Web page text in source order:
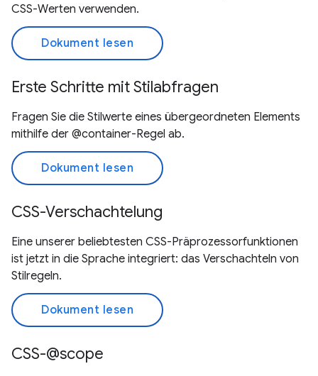
CSS-Werten verwenden.
Dokument lesen
Erste Schritte mit Stilabfragen
Fragen Sie die Stilwerte eines übergeordneten Elements
mithilfe der @container-Regel ab.
Dokument lesen
CSS-Verschachtelung
Eine unserer beliebtesten CSS-Präprozessorfunktionen
ist jetzt in die Sprache integriert: das Verschachteln von
Stilregeln.
Dokument lesen
CSS-@scope